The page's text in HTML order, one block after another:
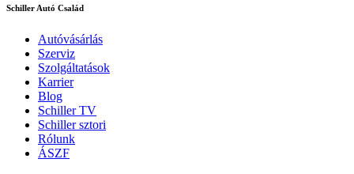
Schiller Autó Család
Autóvásárlás
Szerviz
Szolgáltatások
Karrier
Blog
Schiller TV
Schiller sztori
Rólunk
ÁSZF